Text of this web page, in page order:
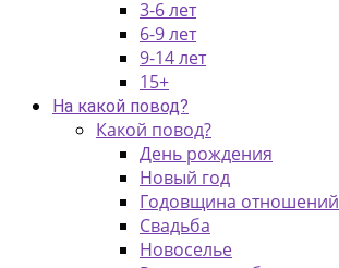
3-6 лет
6-9 лет
9-14 лет
15+
На какой повод?
Какой повод?
День рождения
Новый год
Годовщина отношений
Свадьба
Новоселье